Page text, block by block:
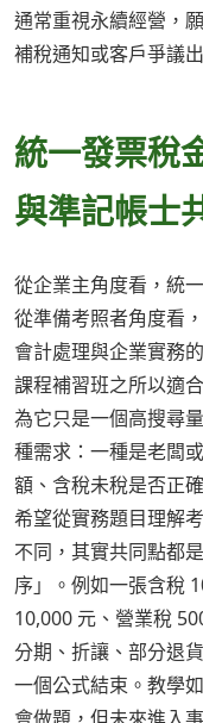
通常重視永續經營，
補稅通知或客戶爭議
統一發票稅
與準記帳士
從企業主角度看，統
從準備考照者角度看
會計處理與企業實務
課程補習班之所以適
為它只是一個高搜尋
種需求：一種是老闆
額、含稅未稅是否正
希望從實務題目理解
不同，其實共同點都
序」。例如一張含稅
10,000 元、營業稅
分期、折讓、部分退
一個公式結束。教學